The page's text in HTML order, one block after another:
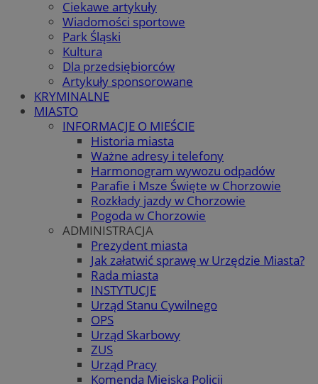
Ciekawe artykuły
Wiadomości sportowe
Park Śląski
Kultura
Dla przedsiębiorców
Artykuły sponsorowane
KRYMINALNE
MIASTO
INFORMACJE O MIEŚCIE
Historia miasta
Ważne adresy i telefony
Harmonogram wywozu odpadów
Parafie i Msze Święte w Chorzowie
Rozkłady jazdy w Chorzowie
Pogoda w Chorzowie
ADMINISTRACJA
Prezydent miasta
Jak załatwić sprawę w Urzędzie Miasta?
Rada miasta
INSTYTUCJE
Urząd Stanu Cywilnego
OPS
Urząd Skarbowy
ZUS
Urząd Pracy
Komenda Miejska Policji